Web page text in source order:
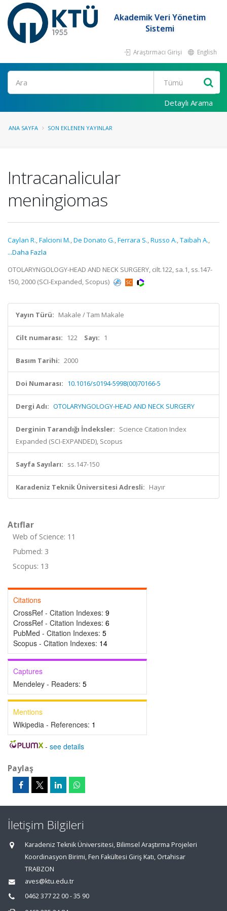
Akademik Veri Yönetim
Sistemi
Araştırmacı Girişi English
Ara
Detaylı Arama
ANA SAYFA SON EKLENEN YAYINLAR
Intracanalicular
meningiomas
Caylan R.,Falcioni M.,De Donato G.,Ferrara S.,Russo A.,Taibah A.,
...Daha Fazla
OTOLARYNGOLOGY-HEAD AND NECK SURGERY, cilt.122, sa.1, ss.147-
150, 2000 (SCI-Expanded, Scopus)
Yayın Türü: Makale / Tam Makale
Cilt numarası: 122 Sayı: 1
Basım Tarihi: 2000
Doi Numarası: 10.1016/s0194-5998(00)70166-5
Dergi Adı: OTOLARYNGOLOGY-HEAD AND NECK SURGERY
Derginin Tarandığı İndeksler: Science Citation Index
Expanded (SCI-EXPANDED), Scopus
Sayfa Sayıları: ss.147-150
Karadeniz Teknik Üniversitesi Adresli: Hayır
Atıflar
Web of Science: 11
Pubmed: 3
Scopus: 13
Citations
CrossRef - Citation Indexes: 9
CrossRef - Citation Indexes: 6
PubMed - Citation Indexes: 5
Scopus - Citation Indexes: 14
Captures
Mendeley - Readers: 5
Mentions
Wikipedia - References: 1
- see details
Paylaş
İletişim Bilgileri
Karadeniz Teknik Üniversitesi, Bilimsel Araştırma Projeleri
Koordinasyon Birimi, Fen Fakültesi Giriş Katı, Ortahisar
TRABZON
aves@ktu.edu.tr
0462 377 22 00 - 35 90